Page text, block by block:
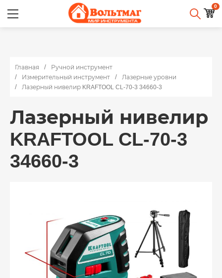
0
Главная
Ручной инструмент
Измерительный инструмент
Лазерные уровни
Лазерный нивелир KRAFTOOL CL-70-3 34660-3
Лазерный нивелир
KRAFTOOL CL-70-3
34660-3